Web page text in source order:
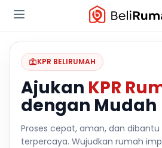
KPR BELIRUMAH
Ajukan KPR
dengan Mudah
Proses cepat, aman, dan
terpercaya. Wujudkan rumah